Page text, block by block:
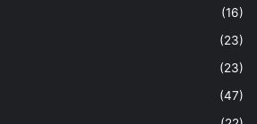
(16)
(23)
(23)
(47)